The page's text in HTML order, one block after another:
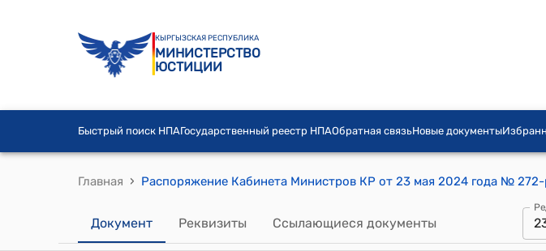
КЫРГЫЗСКАЯ РЕСПУБЛИКА
МИНИСТЕРСТВО
ЮСТИЦИИ
Быстрый поиск НПАГосударственный реестр НПАОбратная связьНовые документы
Главная ›
Документ Реквизиты Ссылающиеся документы